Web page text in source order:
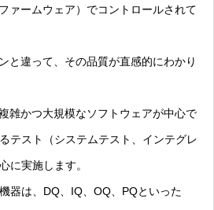
ァームウェア）でコントロールされて
と違って、その品質が直感的にわかり
雑かつ大規模なソフトウェアが中心で
テスト（システムテスト、インテグレ
に実施します。
器は、DQ、IQ、OQ、PQといった